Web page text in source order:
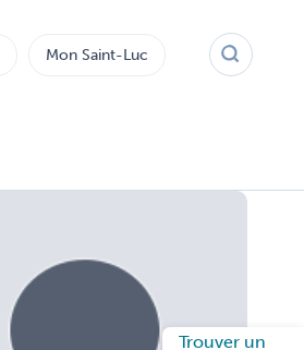
Mon Saint-Luc
Trouver un